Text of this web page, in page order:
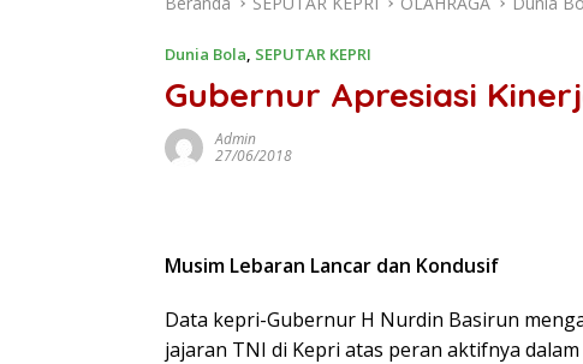
Dunia Bola SEPUTAR KEPRI
Gubernur Apresiasi
Admin
27/06/2018
Musim Lebaran Lancar dan Kondusif
Data kepri-Gubernur H Nurdin Basirun
jajaran TNI di Kepri atas peran aktifnya